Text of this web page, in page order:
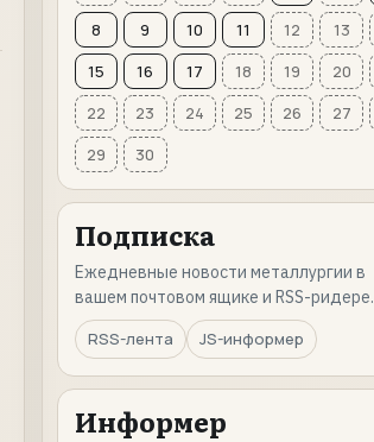
8
9 10 11 12 13
15
16 17 18 19 20
22
23 24 25 26 27
29
30
Подписка
Ежедневные новости металлургии в
вашем почтовом ящике и RSS-ридере.
RSS-лента
JS-информер
Информер